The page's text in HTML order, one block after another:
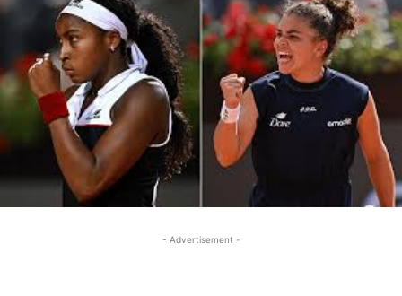
- Advertisement -